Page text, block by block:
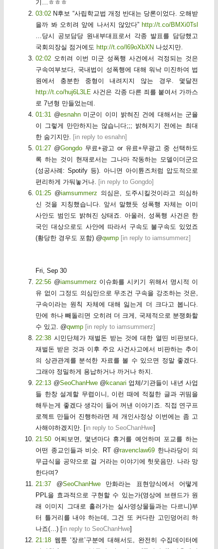
기…ㅎㅎㅎ
03:02 N후보 “사립학교법 개정 반대는 당론이었다. 오해받
을까 봐 오히려 앞에 나서지 않았다” http://t.co/BMXi0Tsl
…당시 공보담당 원내부대표로서 각종 발표를 담당했고
국회의장실 점거에도 http://t.co/l69oXbXN 나섰지만.
02:02 오히려 이번 미군 성폭행 사건에서 걱정되는 것은
구속여부보다, 국내법이 성폭행에 대해 워낙 미진하여 법
원에서 충분한 중형이 내려지지 않는 경우. 몇달전
http://t.co/huj6L3LE 사건은 각종 다른 죄를 붙여서 가까스
로 7년형 만들었는데.
01:31
@esnahn미군이 이미 밝혀진 건에 대해서는 군율
이 그렇게 만만하지는 않습니다;;; 밝혀지기 전에는 최대
한 숨기지만.
[in reply to esnahn]
01:27 @Gongdo 무료+광고 or 유료+무광고 중 선택하도
록 하는 것이 현재로서는 그나마 작동하는 모델이더군요
(성공사례: Spotify 등). 아니면 아이튠즈처럼 압도적으로
편리하게 가둬놓거나.
[in reply to Gongdo]
01:25 @iamsummerz 의심은, 도주시킬것이라고 의심하
신 것을 지칭했습니다. 앞서 말했듯 성폭행 자체는 이미
사안도 범인도 밝혀진 상태죠. 아울러, 성폭행 사건은 한
국인 대상으로도 사안에 따라서 구속도 불구속도 있었죠
(황당한 경우도 포함) @qwmp [in reply to iamsummerz]
Fri, Sep 30
22:56 @iamsummerz 이슈화를 시키기 위해서 명시적 이
유 없이 그정도 의심만으로 무조건 구속을 강조하는 것은,
구속이라는 원칙 자체에 대해 잃는게 더 크다고 봅니다.
만에 하나 빼돌리면 오히려 더 크게, 국제적으로 분쟁화할
수 있고. @qwmp [in reply to iamsummerz]
22:38 시민단체가 재벌돈 받는 것에 대한 열띤 비판보다,
재벌돈 받은 것과 이후 주요 사건사고에서 비판하는 추이
의 상관관계를 분석한 자료를 볼 수 있으면 정말 좋겠다.
그래야 정밀하게 용납하거나 까거나 하지.
22:13 @SeoChanHwe@ kcanari 업체/기관들이 내년 사업
들 한창 설계할 무렵이니, 이런 때에 적절한 글과 귀띰을
해두는게 좋겠다 생각이 들어 꺼낸 이야기죠. 직접 연구프
로젝트 만들어 진행하라면 제 개인사정상 이번에는 좀 고
사해야하겠지만. [in reply to SeoChanHwe]
21:50 어찌보면, 몇년마다 휴거를 예언하며 포교를 하는
어떤 종교인들과 비슷. RT @ravenclaw69 한나라당이 의
무급식을 공약으로 걸 거라는 이야기에 헛웃음만. 나라 망
한다며?
21:37
@SeoChanHwe만화라는 표현양식에서 어떻게
PPL을 효과적으로 구현할 수 있는가(영상에 브랜드가 원
래 이미지 그대로 흘러가는 실사영상물들과는 다르니)부
터 틀거리를 내야 하는데, 그건 또 커다란 고민덩어리 하
나죠(…) [in reply to SeoChanHwe]
21:18 웹툰 ‘장르’구분에 대해서도, 완전히 수집데이터에